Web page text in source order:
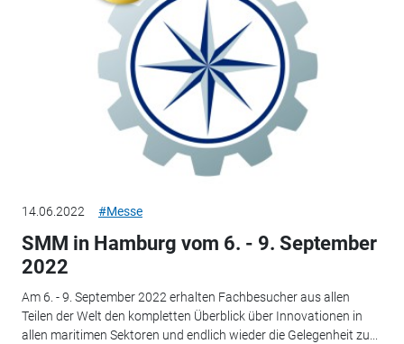
14.06.2022 #Messe
SMM in Hamburg vom 6. - 9. September
2022
Am 6. - 9. September 2022 erhalten Fachbesucher aus allen
Teilen der Welt den kompletten Überblick über Innovationen in
allen maritimen Sektoren und endlich wieder die Gelegenheit zu...